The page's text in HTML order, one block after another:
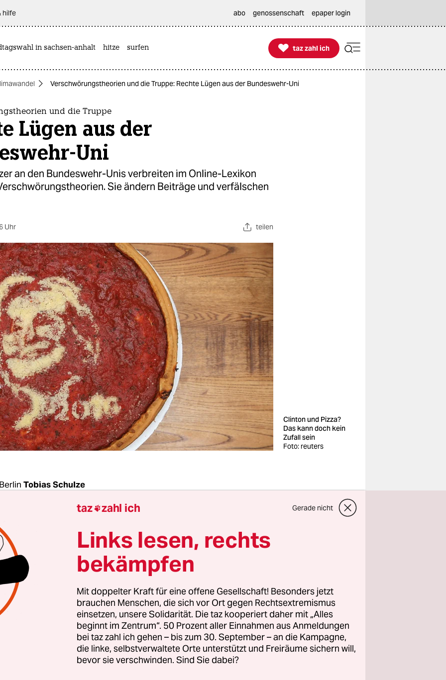
hilfe abo genossenschaft epaper login
in sachsen-anhalt hitze surfen 
taz zahl ich
taz zahl ich
Verschwörungstheorien und die Truppe: Rechte Lügen aus der Bundeswehr-Uni
und die Truppe
Lügen aus der
Uni
an den Bundeswehr-Unis verbreiten im Online-Lexikon
Sie ändern Beiträge und verfälschen
Uhr teilen
Clinton und Pizza?
Das kann doch kein
Zufall sein
Foto: reuters
Tobias Schulze
im Norden von Washington betrieb Hillary Clinton
Kinderpornoring. Oben im Erdgeschoss servierten die
unten im Keller hielten Schergen der US-
kleine Jungs und Mädchen gefangen.
bediente sich dort für Orgien im Weißen Haus, Clintons
im Hinterhof manchmal Kinder, und die
Gaga kam einmal für ein satanistisches Abendessen mit
vorbei.
schlug im US-Wahlkampf unter dem
taz zahl ich Gerade nicht
Links lesen, rechts
bekämpfen
Mit doppelter Kraft für eine offene Gesellschaft! Besonders jetzt
brauchen Menschen, die sich vor Ort gegen Rechtsextremismus
einsetzen, unsere Solidarität. Die taz kooperiert daher mit „Alles
beginnt im Zentrum“. 50 Prozent aller Einnahmen aus Anmeldungen
bei taz zahl ich gehen – bis zum 30. September – an die Kampagne,
die linke, selbstverwaltete Orte unterstützt und Freiräume sichern will,
bevor sie verschwinden. Sind Sie dabei?